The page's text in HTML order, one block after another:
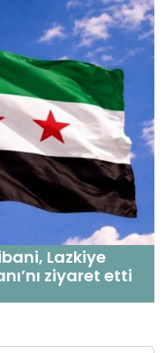
Lazkiye
ziyaret etti